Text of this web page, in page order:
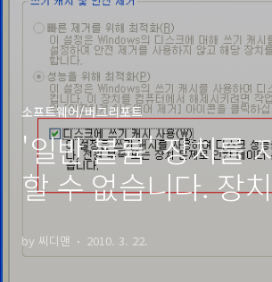
소프트웨어/버그리포트
'일반 볼륨' 장치를
할 수 없습니다. 장
by 씨디맨 2010. 3. 22.